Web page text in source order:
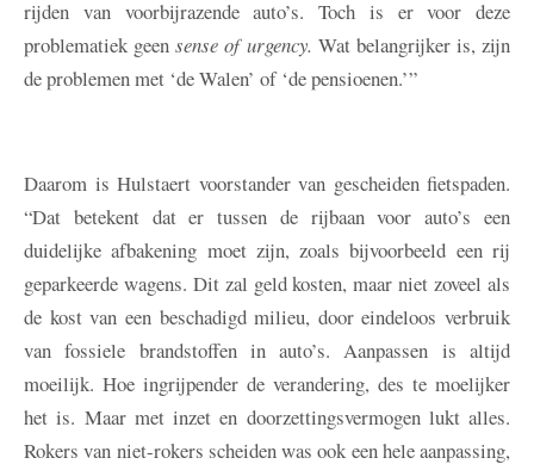
rijden van voorbijrazende auto’s. Toch is er voor deze
problematiek geensense of urgency. Wat belangrijker is, zijn
de problemen met ‘de Walen’ of ‘de pensioenen.’”
Daarom is Hulstaert voorstander van gescheiden fietspaden.
“Dat betekent dat er tussen de rijbaan voor auto’s een
duidelijke afbakening moet zijn, zoals bijvoorbeeld een rij
geparkeerde wagens. Dit zal geld kosten, maar niet zoveel als
de kost van een beschadigd milieu, door eindeloos verbruik
van fossiele brandstoffen in auto’s. Aanpassen is altijd
moeilijk. Hoe ingrijpender de verandering, des te moelijker
het is. Maar met inzet en doorzettingsvermogen lukt alles.
Rokers van niet-rokers scheiden was ook een hele aanpassing,